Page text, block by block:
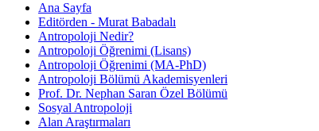
Ana Sayfa
Editörden - Murat Babadalı
Antropoloji Nedir?
Antropoloji Öğrenimi (Lisans)
Antropoloji Öğrenimi (MA-PhD)
Antropoloji Bölümü Akademisyenleri
Prof. Dr. Nephan Saran Özel Bölümü
Sosyal Antropoloji
Alan Araştırmaları